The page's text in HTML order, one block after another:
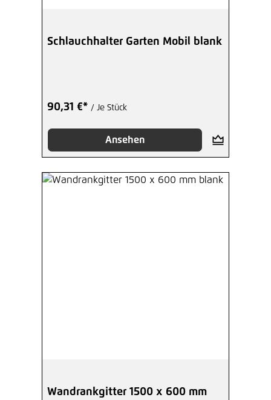
Schlauchhalter Garten Mobil blank
90,31 €* / Je Stück
Ansehen
Wandrankgitter 1500 x 600 mm